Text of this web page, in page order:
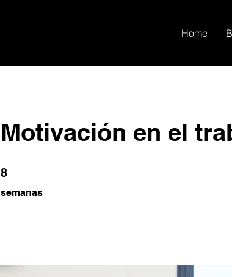
Home
Motivación en el
8
semanas
8 semanas